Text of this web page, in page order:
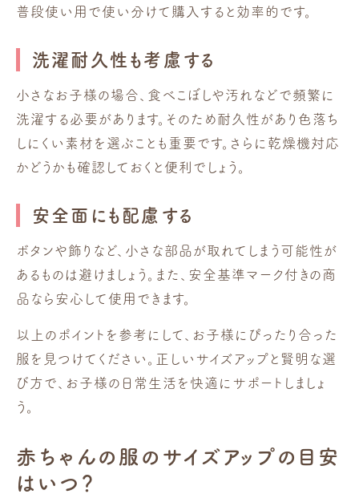
普段使い用で使い分けて購入すると効率的です。
洗濯耐久性も考慮する
小さなお子様の場合、食べこぼしや汚れなどで頻繁に
洗濯する必要があります。そのため耐久性があり色落ち
しにくい素材を選ぶことも重要です。さらに乾燥機対応
かどうかも確認しておくと便利でしょう。
安全面にも配慮する
ボタンや飾りなど、小さな部品が取れてしまう可能性が
あるものは避けましょう。また、安全基準マーク付きの商
品なら安心して使用できます。
以上のポイントを参考にして、お子様にぴったり合った
服を見つけてください。正しいサイズアップと賢明な選
び方で、お子様の日常生活を快適にサポートしましょ
う。
赤ちゃんの服のサイズアップの目安
はいつ？